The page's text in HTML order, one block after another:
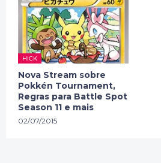
HICK
Nova Stream sobre
Pokkén Tournament,
Regras para Battle Spot
Season 11 e mais
02/07/2015